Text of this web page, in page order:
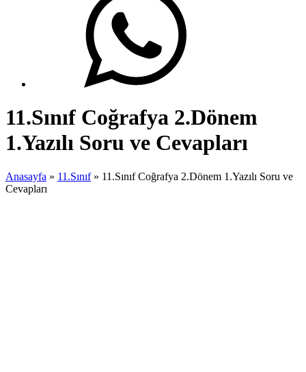
11.Sınıf Coğrafya 2.Dönem
1.Yazılı Soru ve Cevapları
Anasayfa » 11.Sınıf » 11.Sınıf Coğrafya 2.Dönem 1.Yazılı Soru ve
Cevapları